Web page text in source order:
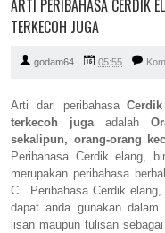
ARTI PERIBAHASA CERDIK
TERKECOH JUGA
godam64 05:55
Arti dari peribahasa
terkecoh jugaadalah
sekalipun, orang-orang
Peribahasa Cerdik elang,
merupakan peribahasa
C. Peribahasa Cerdik
dapat anda gunakan
lisan maupun tulisan